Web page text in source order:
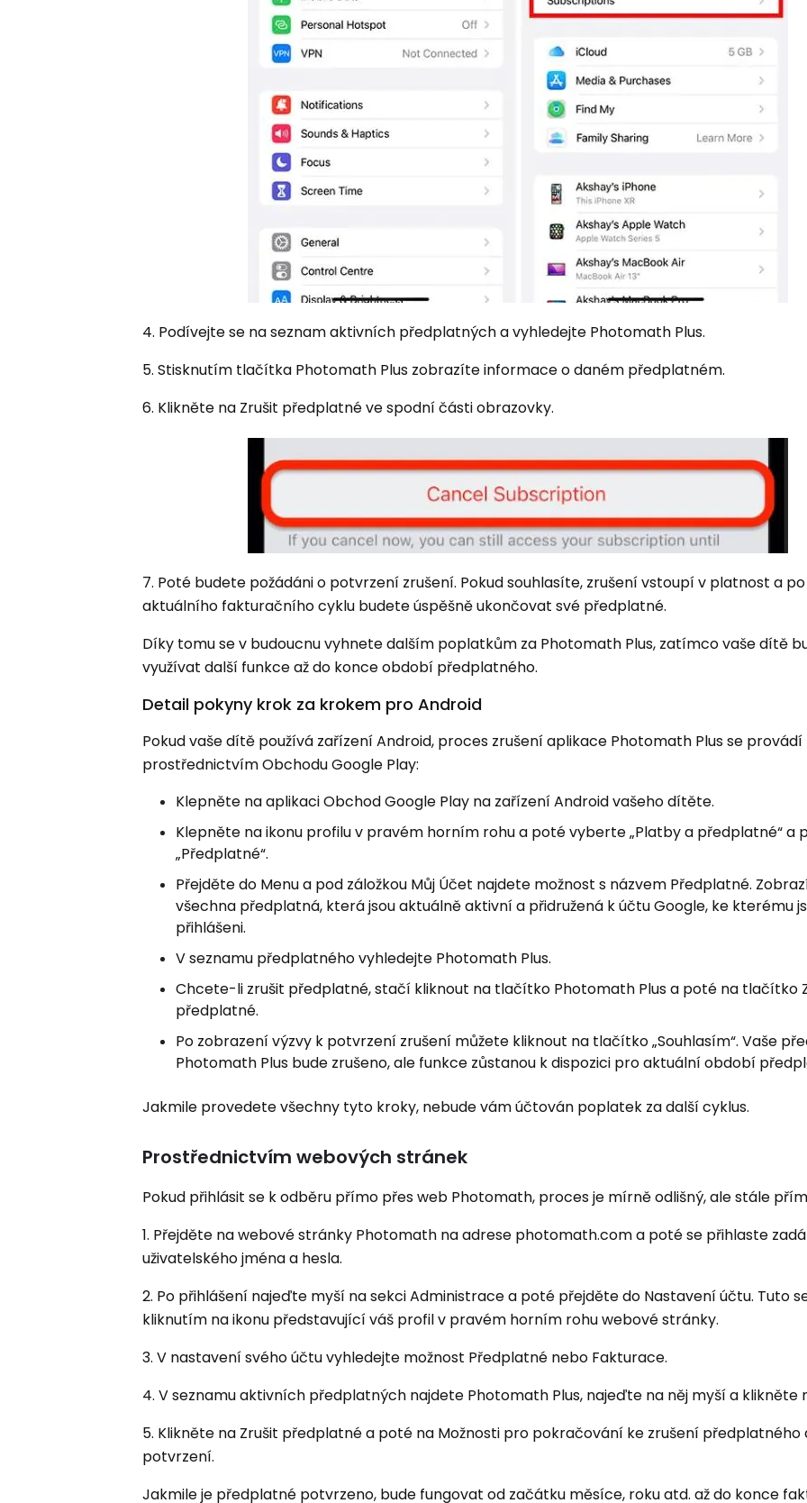
4. Podívejte se na seznam aktivních předplatných a vyhledejte Photomath Plus.
5. Stisknutím tlačítka Photomath Plus zobrazíte informace o daném předplatném.
6. Klikněte na Zrušit předplatné ve spodní části obrazovky.
7. Poté budete požádáni o potvrzení zrušení. Pokud souhlasíte, zrušení vstoupí v platnost a
aktuálního fakturačního cyklu budete úspěšně ukončovat své předplatné.
Díky tomu se v budoucnu vyhnete dalším poplatkům za Photomath Plus, zatímco vaše dítě
využívat další funkce až do konce období předplatného.
Detail pokyny krok za krokem pro Android
Pokud vaše dítě používá zařízení Android, proces zrušení aplikace Photomath Plus se provádí
prostřednictvím Obchodu Google Play:
Klepněte na aplikaci Obchod Google Play na zařízení Android vašeho dítěte.
Klepněte na ikonu profilu v pravém horním rohu a poté vyberte „Platby a předplatné“ a
„Předplatné“.
Přejděte do Menu a pod záložkou Můj Účet najdete možnost s názvem Předplatné.
všechna předplatná, která jsou aktuálně aktivní a přidružená k účtu Google, ke kterému
přihlášeni.
V seznamu předplatného vyhledejte Photomath Plus.
Chcete-li zrušit předplatné, stačí kliknout na tlačítko Photomath Plus a poté na tlačítko
předplatné.
Po zobrazení výzvy k potvrzení zrušení můžete kliknout na tlačítko „Souhlasím“. Vaše
Photomath Plus bude zrušeno, ale funkce zůstanou k dispozici pro aktuální období
Jakmile provedete všechny tyto kroky, nebude vám účtován poplatek za další cyklus.
Prostřednictvím webových stránek
Pokud přihlásit se k odběru přímo přes web Photomath, proces je mírně odlišný, ale stále
1. Přejděte na webové stránky Photomath na adrese photomath.com a poté se přihlaste
uživatelského jména a hesla.
2. Po přihlášení najeďte myší na sekci Administrace a poté přejděte do Nastavení účtu. Tuto
kliknutím na ikonu představující váš profil v pravém horním rohu webové stránky.
3. V nastavení svého účtu vyhledejte možnost Předplatné nebo Fakturace.
4. V seznamu aktivních předplatných najdete Photomath Plus, najeďte na něj myší a klikněte
5. Klikněte na Zrušit předplatné a poté na Možnosti pro pokračování ke zrušení předplatného
potvrzení.
Jakmile je předplatné potvrzeno, bude fungovat od začátku měsíce, roku atd. až do konce